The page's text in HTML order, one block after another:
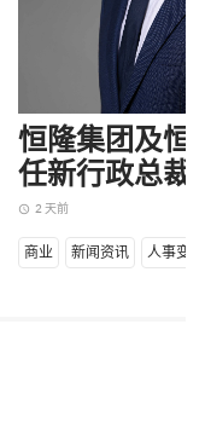
恒隆集团及恒
任新行政总裁
access_time 2 天前
商业 新闻资讯 人事变动